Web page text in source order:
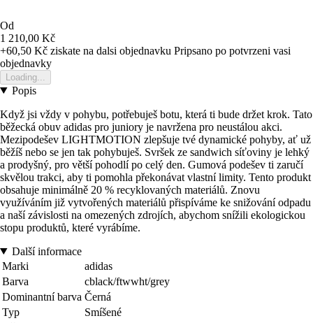
Od
1 210,00 Kč
+60,50 Kč ziskate na dalsi objednavku Pripsano po potvrzeni vasi
objednavky
Loading...
Popis
Když jsi vždy v pohybu, potřebuješ botu, která ti bude držet krok. Tato
běžecká obuv adidas pro juniory je navržena pro neustálou akci.
Mezipodešev LIGHTMOTION zlepšuje tvé dynamické pohyby, ať už
běžíš nebo se jen tak pohybuješ. Svršek ze sandwich síťoviny je lehký
a prodyšný, pro větší pohodlí po celý den. Gumová podešev ti zaručí
skvělou trakci, aby ti pomohla překonávat vlastní limity. Tento produkt
obsahuje minimálně 20 % recyklovaných materiálů. Znovu
využíváním již vytvořených materiálů přispíváme ke snižování odpadu
a naší závislosti na omezených zdrojích, abychom snížili ekologickou
stopu produktů, které vyrábíme.
Další informace
Marki
adidas
Barva
cblack/ftwwht/grey
Dominantní barva Černá
Typ
Smíšené